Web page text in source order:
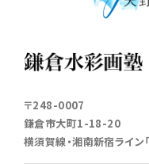
〒248-0007
鎌倉市大町1-18-20
横須賀線・湘南新宿ライン